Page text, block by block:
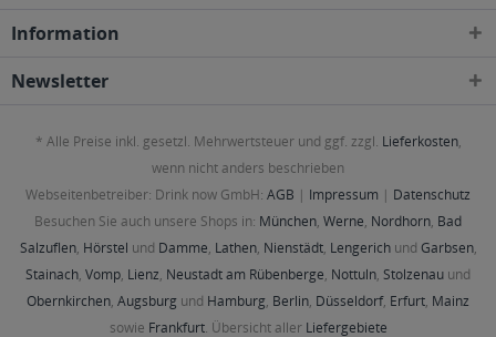
Information
Newsletter
* Alle Preise inkl. gesetzl. Mehrwertsteuer und ggf. zzgl. Lieferkosten,
wenn nicht anders beschrieben
Webseitenbetreiber: Drink now GmbH: AGB | Impressum | Datenschutz
Besuchen Sie auch unsere Shops in: München, Werne, Nordhorn, Bad
Salzuflen, Hörstel und Damme, Lathen, Nienstädt, Lengerichund Garbsen,
Stainach, Vomp, Lienz, Neustadt am Rübenberge, Nottuln, Stolzenau und
Obernkirchen, Augsburg und Hamburg, Berlin, Düsseldorf, Erfurt, Mainz
sowie Frankfurt. Übersicht aller Liefergebiete